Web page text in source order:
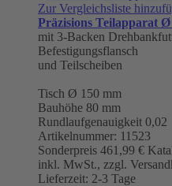
Zur Vergleichsliste
Präzisions Teilapparat Ø
mit 3-Backen
Befestigungsflansch
und Teilscheiben
Tisch Ø 150 mm
Bauhöhe 80 mm
Rundlaufgenauigkeit 0,02
Artikelnummer: 11523
Sonderpreis 461,99 €
inkl. MwSt., zzgl.
Lieferzeit: 2-3 Tage